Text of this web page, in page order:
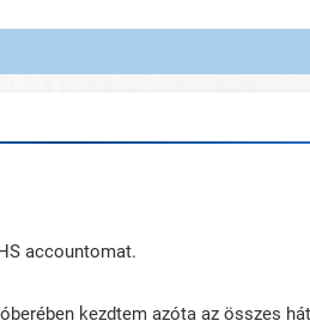
accountomat.
kezdtem azóta az összes